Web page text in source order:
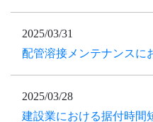
2025/03/31
配管溶接メンテナンスに
2025/03/28
建設業における据付時間